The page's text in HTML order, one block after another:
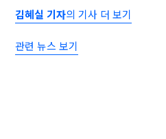
김혜실 기자의 기사 더 보기
관련 뉴스 보기